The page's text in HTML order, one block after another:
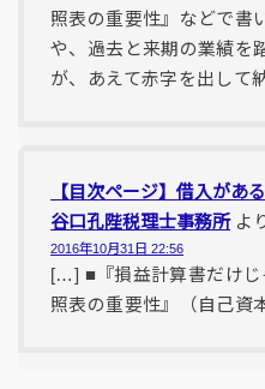
照表の重要性』などで書
や、過去と来期の業績を
が、あえて赤字を出して
【目次ページ】借入があ
谷口孔陛税理士事務所 よ
2016年10月31日 22:56
[…] ■『損益計算書だけ
照表の重要性』（自己資